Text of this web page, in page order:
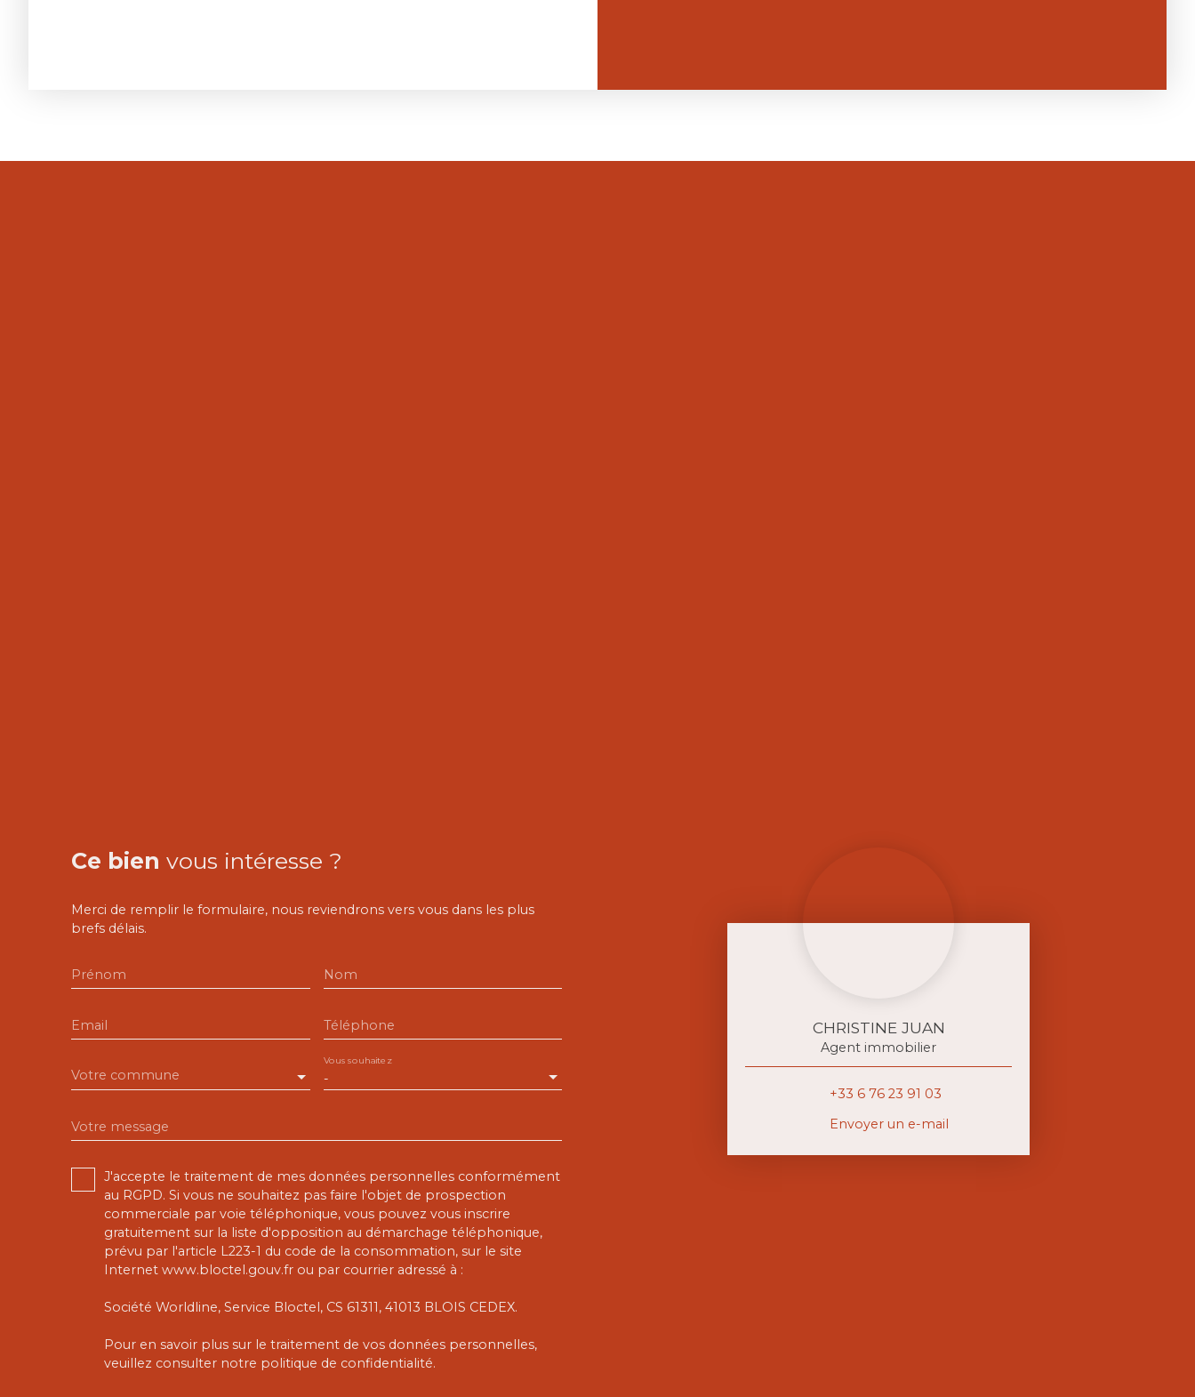
Ce bien vous intéresse ?
Merci de remplir le formulaire, nous reviendrons vers vous dans les plus
brefs délais.
Prénom Nom
Email Téléphone
Votre commune -
Vous souhaitez
Votre message
J'accepte le traitement de mes données personnelles conformément
au RGPD. Si vous ne souhaitez pas faire l'objet de prospection
commerciale par voie téléphonique, vous pouvez vous inscrire
gratuitement sur la liste d'opposition au démarchage téléphonique,
prévu par l'article L223-1 du code de la consommation, sur le site
Internet www.bloctel.gouv.fr ou par courrier adressé à :
Société Worldline, Service Bloctel, CS 61311, 41013 BLOIS CEDEX.
Pour en savoir plus sur le traitement de vos données personnelles,
veuillez consulter notre politique de confidentialité.
CHRISTINE JUAN
Agent immobilier
+33 6 76 23 91 03
Envoyer un e-mail